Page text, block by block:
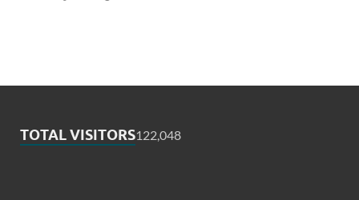
TOTAL VISITORS122,048